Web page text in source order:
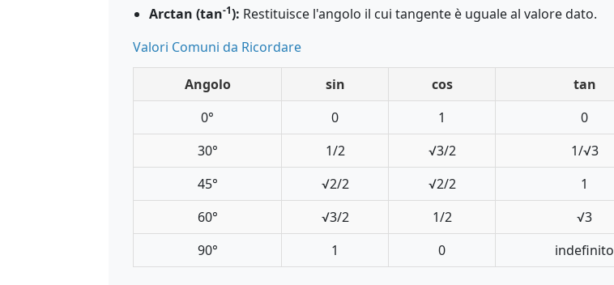
Arctan (tan-1): Restituisce l'angolo il cui tangente è uguale al valore dato.
Valori Comuni da Ricordare
Angolo sin cos
tan
0°
0 1
0
30°
1/2 √3/2
1/√3
45°
√2/2 √2/2
1
60°
√3/2 1/2
√3
90°
1 0 indefinito